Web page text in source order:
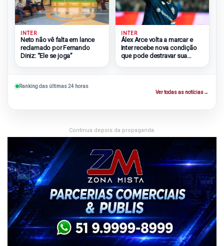
INTER
Neto não vê falta em lance
reclamado por Fernando
Diniz: “Ele se joga”
INTER
Álex Arce volta a marcar e
Inter recebe nova condição
que pode destravar sua
Ranking das últimas 24 horas
Ver todas as notícias→
Continua depois da propaganda.